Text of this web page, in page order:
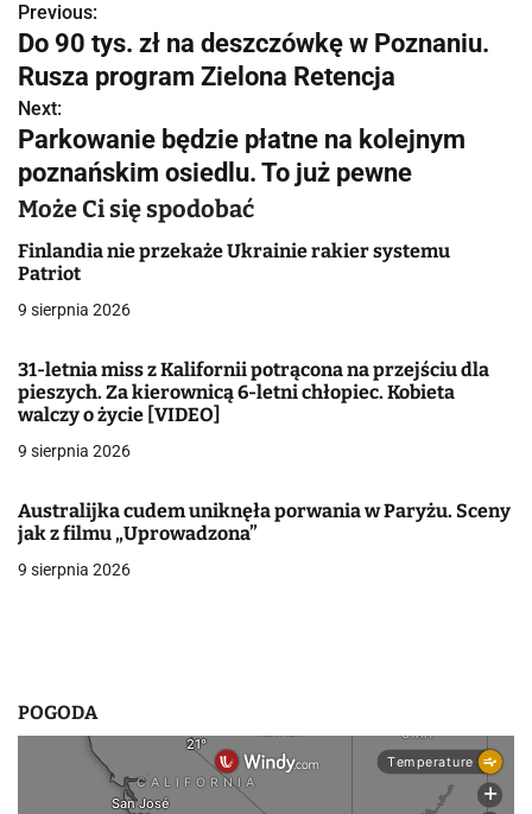
N
a
w
i
g
a
c
a
w
i
s
Previous:
Do 90 tys. zł na deszczówkę w Poznaniu.
Rusza program Zielona Retencja
Next:
Parkowanie będzie płatne na kolejnym
poznańskim osiedlu. To już pewne
Może Ci się spodobać
Finlandia nie przekaże Ukrainie rakier systemu
Patriot
9 sierpnia 2026
31-letnia miss z Kalifornii potrącona na przejściu dla
pieszych. Za kierownicą 6-letni chłopiec. Kobieta
walczy o życie [VIDEO]
9 sierpnia 2026
Australijka cudem uniknęła porwania w Paryżu. Sceny
jak z filmu „Uprowadzona”
9 sierpnia 2026
POGODA